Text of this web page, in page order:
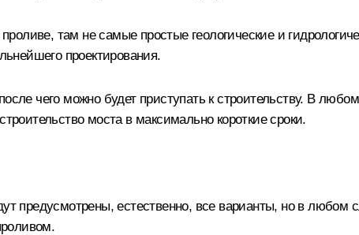
там не самые простые геологические и
проектирования.
чего можно будет приступать к строительству. В
моста в максимально короткие сроки.
предусмотрены, естественно, все варианты, но в любом